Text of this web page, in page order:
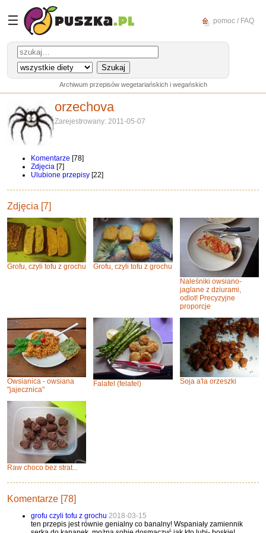
☰ pomoc / FAQ
Archiwum przepisów wegetariańskich i wegańskich
orzechova
Zarejestrowany: 2011-05-07
Komentarze [78]
Zdjęcia [7]
Ulubione przepisy [22]
Zdjęcia [7]
Grofu, czyli tofu z grochu
Grofu, czyli tofu z grochu
Naleśniki owsiano-
jaglane z dziurami,
odlot! Precyzyjne
proporcje
Owsianica - owsiana
"jajecznica"
Falafel (felafel) Soja a'la orzeszki
Raw choco bez strat...
Komentarze [78]
grofu czyli tofu z grochu 2018-03-15
ten przepis jest równie genialny co banalny! Wspaniały zamiennik